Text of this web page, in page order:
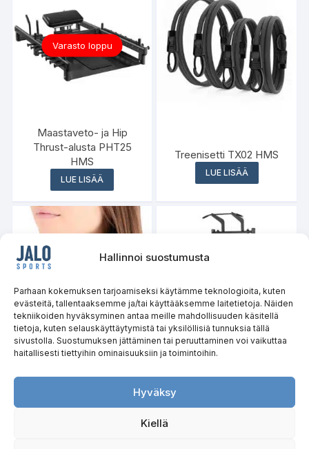
Hallinnoi suostumusta
Parhaan kokemuksen tarjoamiseksi käytämme teknologioita, kuten
evästeitä, tallentaaksemme ja/tai käyttääksemme laitetietoja. Näiden
tekniikoiden hyväksyminen antaa meille mahdollisuuden käsitellä
tietoja, kuten selauskäyttäytymistä tai yksilöllisiä tunnuksia tällä
sivustolla. Suostumuksen jättäminen tai peruuttaminen voi vaikuttaa
haitallisesti tiettyihin ominaisuuksiin ja toimintoihin.
Hyväksy
Kiellä
Varasto loppu
Maastaveto- ja Hip
Thrust-alusta PHT25
HMS
LUE LISÄÄ
Treenisetti TX02 HMS
LUE LISÄÄ
Heijastava tuubihuivi
LUE LISÄÄ
Thrust-laite SMP01
LUE LISÄÄ